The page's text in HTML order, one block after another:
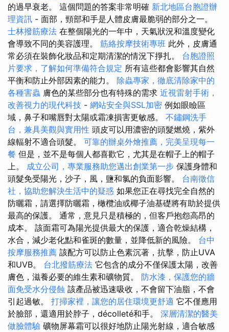
的過早衰老。 這個問題的答案非常明確 新北地區台胞證辦
理資訊 - 面部，頸部和手是人體皮膚最脆弱的部分之一。
士林撥筋療法 在整個陽光的一年中，天氣狀況和溫度變化
會導致不同的美容護理。 筋絡按摩技術專班 此外，皮膚通
常必須在裝飾化妝品和定期清潔的情況下掙扎。 台胞證照
片要求，了解如何準備符合規定 所有這些都會影響其自然
平衡和防止外部因素的能力。 除蟲專家，徹底清除家中的
各種害蟲 膚色的某些部分也有特殊的需求 近視雷射手術，
改善視力的現代科技 - 網站安全與SSL加密 例如眼瞼區
域，鼻子和嘴唇對太陽或霜凍損害更敏感。 不鏽鋼洗手
台，兼具美觀與實用性 頭皮可以用濃密的頭髮燃燒，紫外
線輻射不適合頭髮。 可靠的辦桌外燴推薦，完美呈現每一
餐 但是，並不是每個人都喜歡它，尤其是在帽子上的帽子
上。 成立公司，專業服務助您邁出創業第一步 保護身體和
頭髮免受陽光，沙子，風，鹽和氯的負面影響。 台南徵信
社，協助您解決生活中的疑惑 如果您正在尋找完全自然的
防曬霜，請選擇防曬霜，橄欖油或椰子油基礎將有助於提供
最高的保護。 通常，意見只是積極的，但客戶抱怨高昂的
成本。 該面霜可為陽光提供最大的保護，適合乾燥結構，
水合，減少老化點和雀斑的數量，並降低新的風險。 台中
按摩服務推薦 該配方可以防止色素沉著，抗擊，防止UVA
和UVB。 台北撥筋療法 它包含的成分不僅保護太陽，改善
膚色，滋養必要的維生素和礦物質。 防水漆，保護您的牆
面免受水分侵蝕 該產品被迅速吸收，不會留下油脂，不會
引起過敏。 打掃家裡，讓您的居住環境更舒適 它不僅應用
於臉部，還適用於脖子，décolleté和手。 深層清潔的醫美
做臉體驗 礦物屏幕霜可以很好地防止陽光射線，適合敏感